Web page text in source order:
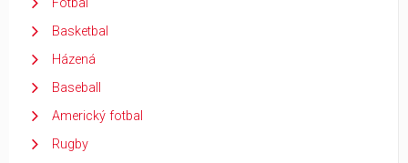
Fotbal
Basketbal
Házená
Baseball
Americký fotbal
Rugby